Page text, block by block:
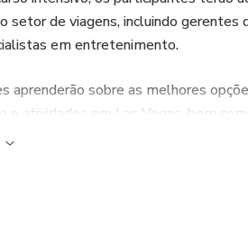
setor de viagens, incluindo
em entretenimento.
aprenderão sobre as melhores
e atividades em Las Vegas, bem